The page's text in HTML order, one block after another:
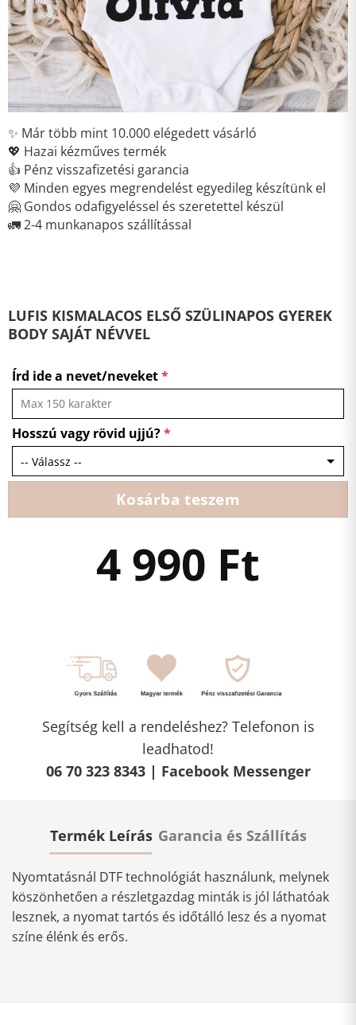
✨ Már több mint 10.000 elégedett vásárló
💖 Hazai kézműves termék
👍 Pénz visszafizetési garancia
💜 Minden egyes megrendelést egyedileg készítünk el
🤗 Gondos odafigyeléssel és szeretettel készül
🚛 2-4 munkanapos szállítással
LUFIS KISMALACOS ELSŐ SZÜLINAPOS GYEREK
BODY SAJÁT NÉVVEL
Írd ide a nevet/neveket*
Hosszú vagy rövid ujjú?*
Kosárba teszem
4 990 Ft
Segítség kell a rendeléshez? Telefonon is
leadhatod!
06 70 323 8343 | Facebook Messenger
Termék Leírás Garancia és Szállítás
Nyomtatásnál DTF technológiát használunk, melynek
köszönhetően a részletgazdag minták is jól láthatóak
lesznek, a nyomat tartós és időtálló lesz és a nyomat
színe élénk és erős.